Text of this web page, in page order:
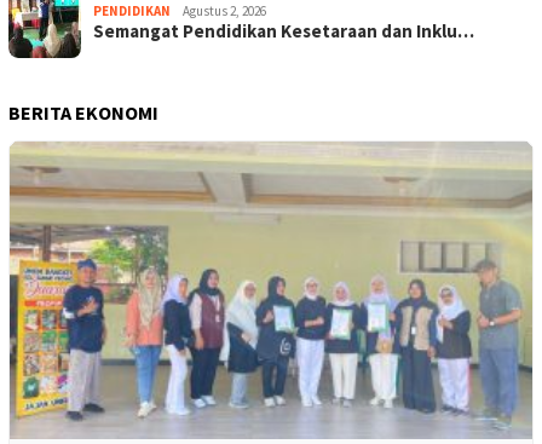
PENDIDIKAN Agustus 2, 2026
Semangat Pendidikan Kesetaraan dan Inklu…
BERITA EKONOMI